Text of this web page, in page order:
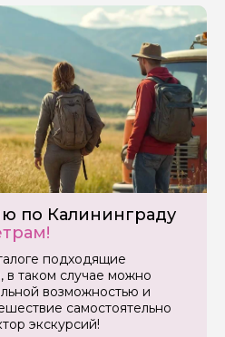
по Калининграду
подходящие
в таком случае можно
возможностью и
самостоятельно
экскурсий!